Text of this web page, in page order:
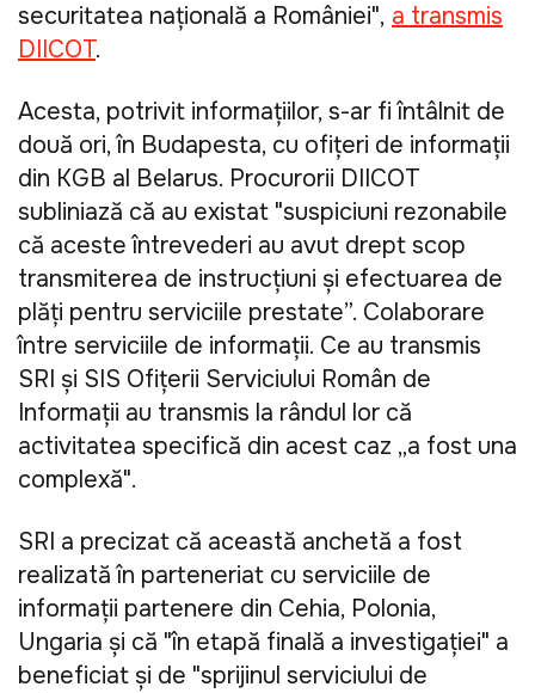
securitatea națională a României", a transmis
DIICOT.
Acesta, potrivit informaţiilor, s-ar fi întâlnit de
două ori, în Budapesta, cu ofițeri de informații
din KGB al Belarus. Procurorii DIICOT
subliniază că au existat "suspiciuni rezonabile
că aceste întrevederi au avut drept scop
transmiterea de instrucțiuni și efectuarea de
plăți pentru serviciile prestate”. Colaborare
între serviciile de informații. Ce au transmis
SRI și SIS Ofițerii Serviciului Român de
Informații au transmis la rândul lor că
activitatea specifică din acest caz „a fost una
complexă".
SRI a precizat că această anchetă a fost
realizată în parteneriat cu serviciile de
informații partenere din Cehia, Polonia,
Ungaria și că "în etapă finală a investigației" a
beneficiat și de "sprijinul serviciului de